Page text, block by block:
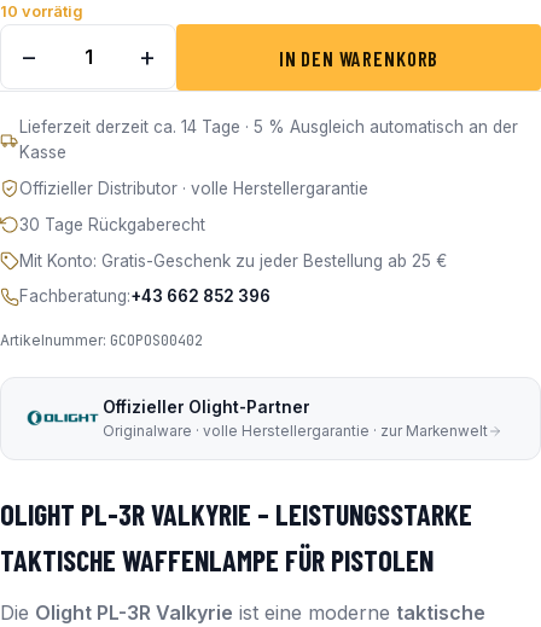
10 vorrätig
− + IN DEN WARENKORB
Lieferzeit derzeit ca. 14 Tage · 5 % Ausgleich automatisch an der
Kasse
Offizieller Distributor · volle Herstellergarantie
30 Tage Rückgaberecht
Mit Konto: Gratis-Geschenk zu jeder Bestellung ab 25 €
Fachberatung:+43 662 852 396
Artikelnummer: GCOPOS00402
Offizieller Olight-Partner
Originalware · volle Herstellergarantie · zur Markenwelt
OLIGHT PL-3R VALKYRIE – LEISTUNGSSTARKE
TAKTISCHE WAFFENLAMPE FÜR PISTOLEN
Die Olight PL-3R Valkyrie ist eine moderne taktische